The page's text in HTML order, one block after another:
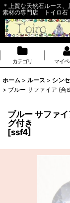
＊上質な天然石ルース
素材の専門店 トイロ石
カテゴリ マイ
ホーム > ルース > シン
> ブルー サファイア (合
ブルー サファ
グ付き
[ssf4]